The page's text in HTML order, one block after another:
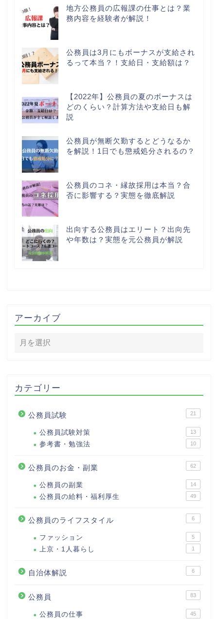
地方公務員の広報課の仕事とは？業
務内容を経験者が解説！
公務員は3月にもボーナスが支給され
るって本当？！支給日・支給額は？
【2022年】公務員の夏のボーナスは
どのくらい？計算方法や支給日も解
説
公務員が無断欠勤するとどうなるか
を解説！1日でも懲戒処分されるの？
公務員のコネ・縁故採用は本当？合
否に影響する？実態を徹底解説
出向する公務員はエリート？出向先
や年数は？実態を元公務員が解説
アーカイブ
カテゴリー
公務員試験 21
公務員試験対策 13
参考書・勉強法 10
公務員のお金・副業 62
公務員の副業 14
公務員の給料・福利厚生 49
公務員のライフスタイル 6
ファッション 5
上京・1人暮らし 1
自治体解説 6
公務員 83
公務員の仕事 45